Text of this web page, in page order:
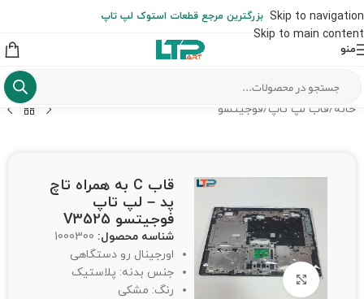
Skip to navigation
Skip to main content
از شهرستان به عهده مشتری است)
بزرگترین مرجع قطعات استوک لپ تاپ
منو
خانه /قاب لپ تاپ/فوجیتسو
برای بزرگنمایی کلیک کنید
قاب C به همراه تاچ
پد – لپ تاپ
فوجیتسو V3525
شناسه محصول: 1000300
اورجینال رو دستگاهی
جنس بدنه: پلاستیک
رنگ: مشکی